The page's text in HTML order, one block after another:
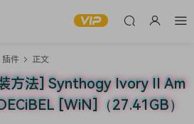
插件 正文
方法] Synthogy Ivory II Am
[WiN]（27.41GB）